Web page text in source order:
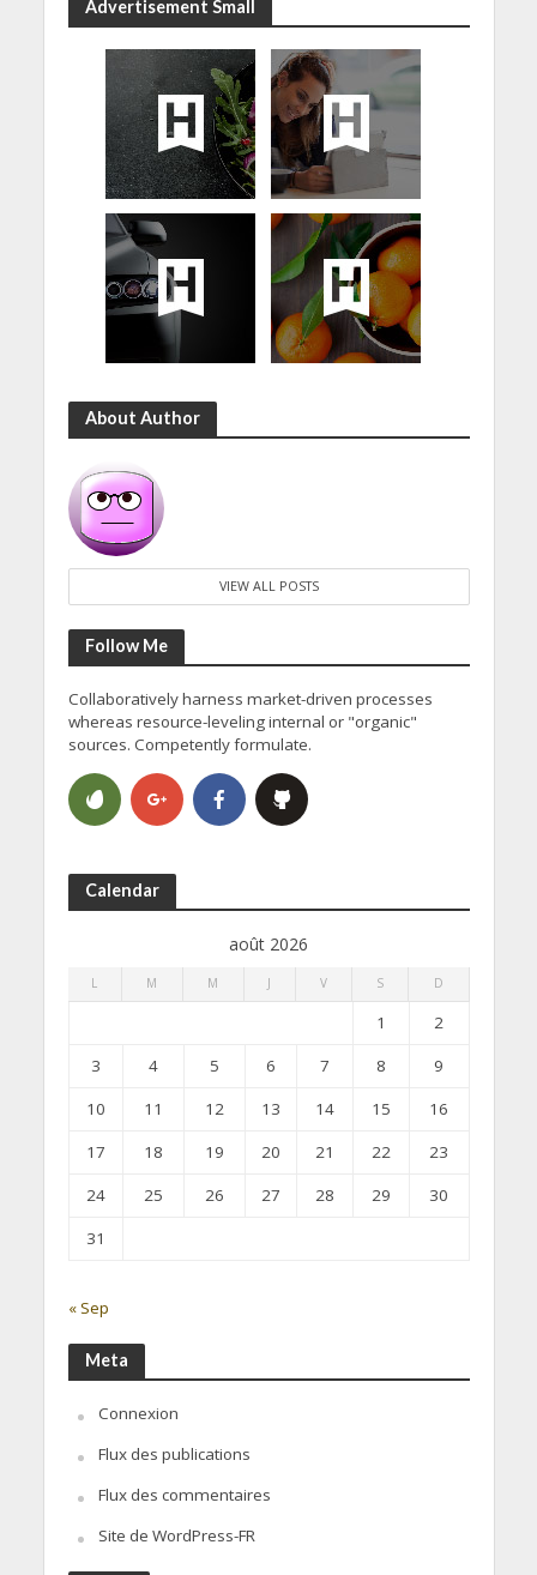
Advertisement Small
About Author
VIEW ALL POSTS
Follow Me
Collaboratively harness market-driven processes
whereas resource-leveling internal or "organic"
sources. Competently formulate.
Calendar
août 2026
L M M J V S D
1
2
3
4 5 6 7 8
9
10
11 12 13 14 15
16
17
18 19 20 21 22
23
24
25 26 27 28 29
30
31
« Sep
Meta
Connexion
Flux des publications
Flux des commentaires
Site de WordPress-FR